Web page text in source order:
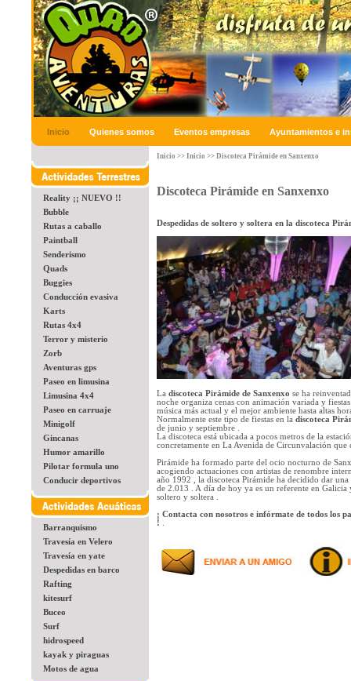
Inicio Quienes somos Eventos empresas Ayuntamientos e
Reality ¡¡ NUEVO !!
Bubble
Rutas a caballo
Paintball
Senderismo
Quads
Buggies
Conducción evasiva
Karts
Rutas 4x4
Terror y misterio
Zorb
Aventuras gps
Paseo en limusina
Limusina 4x4
Paseo en carruaje
Minigolf
Gincanas
Humor amarillo
Pilotar formula uno
Conducir deportivos
Barranquismo
Travesía en Velero
Travesía en yate
Despedidas en barco
Rafting
kitesurf
Buceo
Surf
hidrospeed
kayak y piraguas
Motos de agua
Inicio >> Inicio >> Discoteca Pirámide en Sanxenxo
Discoteca Pirámide en Sanxenxo
Despedidas de soltero y soltera en la discoteca
La discoteca Pirámide de Sanxenxo se ha
noche organiza cenas con animación variada y
música más actual y el mejor ambiente hasta altas
Normalmente este tipo de fiestas en la discoteca
de junio y septiembre .
La discoteca está ubicada a pocos metros de la
concretamente en La Avenida de Circunvalación
Pirámide ha formado parte del ocio nocturno de
acogiendo actuaciones con artistas de renombre
año 1992 , la discoteca Pirámide ha decidido dar
de 2.013 . A día de hoy ya es un referente en Galicia
soltero y soltera .
¡ Contacta con nosotros e infórmate de todos los
!